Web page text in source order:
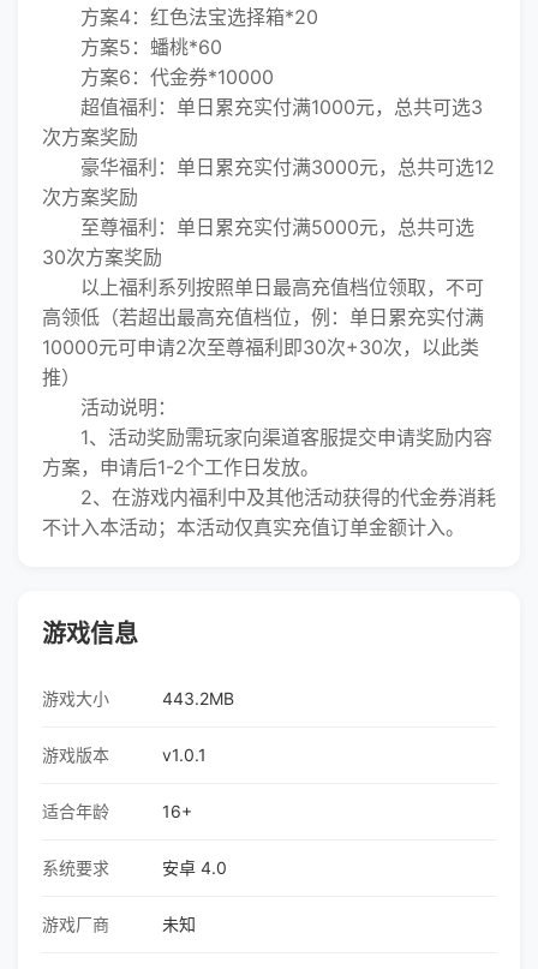
方案4：红色法宝选择箱*20
方案5：蟠桃*60
方案6：代金券*10000
超值福利：单日累充实付满1000元，总共可选3
次方案奖励
豪华福利：单日累充实付满3000元，总共可选12
次方案奖励
至尊福利：单日累充实付满5000元，总共可选
30次方案奖励
以上福利系列按照单日最高充值档位领取，不可
高领低（若超出最高充值档位，例：单日累充实付满
10000元可申请2次至尊福利即30次+30次，以此类
推）
活动说明：
1、活动奖励需玩家向渠道客服提交申请奖励内容
方案，申请后1-2个工作日发放。
2、在游戏内福利中及其他活动获得的代金券消耗
不计入本活动；本活动仅真实充值订单金额计入。
游戏信息
游戏大小 443.2MB
游戏版本 v1.0.1
适合年龄 16+
系统要求 安卓 4.0
游戏厂商 未知